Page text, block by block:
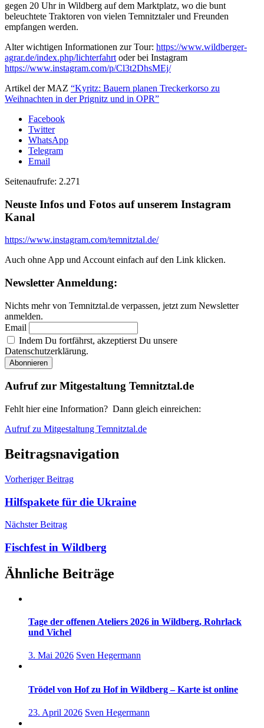
gegen 20 Uhr in Wildberg auf dem Marktplatz, wo die bunt
beleuchtete Traktoren von vielen Temnitztaler und Freunden
empfangen werden.
Alter wichtigen Informationen zur Tour: https://www.wildberger-
agrar.de/index.php/lichterfahrt oder bei Instagram
https://www.instagram.com/p/Cl3t2DhsMEj/
Artikel der MAZ “Kyritz: Bauern planen Treckerkorso zu
Weihnachten in der Prignitz und in OPR”
Facebook
Twitter
WhatsApp
Telegram
Email
Seitenaufrufe: 2.271
Neuste Infos und Fotos auf unserem Instagram
Kanal
https://www.instagram.com/temnitztal.de/
Auch ohne App und Account einfach auf den Link klicken.
Newsletter Anmeldung:
Nichts mehr von Temnitztal.de verpassen, jetzt zum Newsletter
anmelden.
Email
Indem Du fortfährst, akzeptierst Du unsere
Datenschutzerklärung.
Aufruf zur Mitgestaltung Temnitztal.de
Fehlt hier eine Information? Dann gleich einreichen:
Aufruf zu Mitgestaltung Temnitztal.de
Beitragsnavigation
Vorheriger Beitrag
Hilfspakete für die Ukraine
Nächster Beitrag
Fischfest in Wildberg
Ähnliche Beiträge
Tage der offenen Ateliers 2026 in Wildberg, Rohrlack
und Vichel
3. Mai 2026 Sven Hegermann
Trödel von Hof zu Hof in Wildberg – Karte ist online
23. April 2026 Sven Hegermann